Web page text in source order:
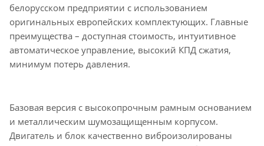
белорусском предприятии с использованием
оригинальных европейских комплектующих. Главные
преимущества – доступная стоимость, интуитивное
автоматическое управление, высокий КПД сжатия,
минимум потерь давления.
Базовая версия с высокопрочным рамным основанием
и металлическим шумозащищенным корпусом.
Двигатель и блок качественно виброизолированы